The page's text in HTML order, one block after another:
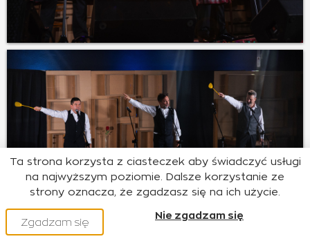
Ta strona korzysta z ciasteczek aby świadczyć usługi
na najwyższym poziomie. Dalsze korzystanie ze
strony oznacza, że zgadzasz się na ich użycie.
Zgadzam się
Nie zgadzam się